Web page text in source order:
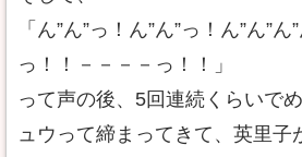
「ん”ん”っ！ん”ん”っ！ん”ん”ん
っ！！－－－－っ！！」
って声の後、5回連続くらいで
ュウって締まってきて、英里子